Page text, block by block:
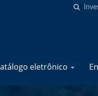
eletrônico